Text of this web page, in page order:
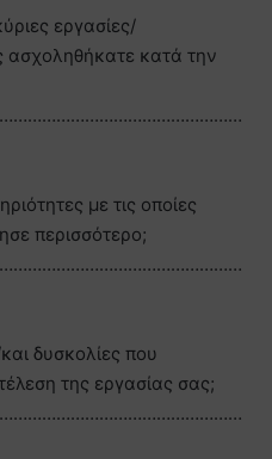
εργασίες/
ασχοληθήκατε κατά την
με τις οποίες
περισσότερο;
δυσκολίες που
της εργασίας σας;